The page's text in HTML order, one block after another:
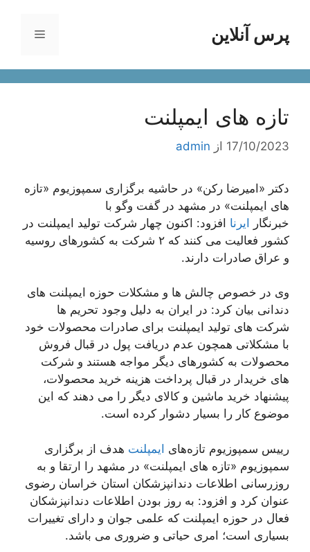
محتواپرس آنلاین فهرست
تازه های ایمپلنت
17/10/2023 از admin
دکتر «امیرضا رکن» در حاشیه برگزاری سمپوزیوم «تازه
های ایمپلنت» در مشهد در گفت وگو با
خبرنگار ایرنا افزود: اکنون چهار شرکت تولید ایمپلنت در
کشور فعالیت می کنند که ۲ شرکت به کشورهای روسیه
و عراق صادرات دارند.
وی در خصوص چالش ها و مشکلات حوزه ایمپلنت های
دندانی بیان کرد: در ایران به دلیل وجود تحریم ها
شرکت های تولید ایمپلنت برای صادرات محصولات خود
با مشکلاتی همچون عدم دریافت پول در قبال فروش
محصولات به کشورهای دیگر مواجه هستند و شرکت
های خریدار در قبال پرداخت هزینه خرید محصولات،
پیشنهاد خرید ماشین و کالای دیگر را می دهند که این
موضوع کار را بسیار دشوار کرده است.
رییس سمپوزیوم تازه‌های ایمپلنت هدف از برگزاری
سمپوزیوم «تازه های ایمپلنت» در مشهد را ارتقا و به
روزرسانی اطلاعات دندانپزشکان استان خراسان رضوی
عنوان کرد و افزود: به روز بودن اطلاعات دندانپزشکان
فعال در حوزه ایمپلنت که علمی جوان و دارای تغییرات
بسیاری است؛ امری حیاتی و ضروری می باشد.